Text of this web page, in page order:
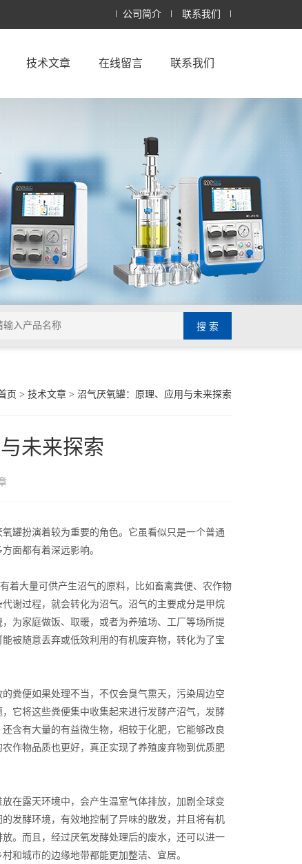
公司简介 联系我们
技术文章 在线留言 联系我们
页 > 技术文章 > 沼气厌氧罐：原理、应用与未来探索
未来探索
扮演着较为重要的角色。它虽看似只是一个普通
面都有着深远影响。
着大量可供产生沼气的原料，比如畜禽粪便、农作物
谢过程，就会转化为沼气。沼气的主要成分是甲烷
为家庭做饭、取暖，或者为养殖场、工厂等场所提
被随意丢弃或低效利用的有机废弃物，转化为了宝
便如果处理不当，不仅会臭气熏天，污染周边空
它将这些粪便集中收集起来进行发酵产沼气，发酵
含有大量的有益微生物，相较于化肥，它能够改良
作物品质也更好，真正实现了养殖废弃物到优质肥
露天环境中，会产生温室气体排放，加剧全球变
发酵环境，有效地控制了异味的散发，并且将有机
。而且，经过厌氧发酵处理后的废水，还可以进一
和城市的边缘地带都能更加整洁、宜居。